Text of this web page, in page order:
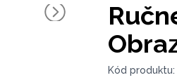
Kód produktu: